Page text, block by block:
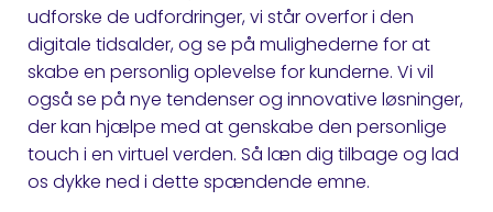
udforske de udfordringer, vi står overfor i den
digitale tidsalder, og se på mulighederne for at
skabe en personlig oplevelse for kunderne. Vi vil
også se på nye tendenser og innovative løsninger,
der kan hjælpe med at genskabe den personlige
touch i en virtuel verden. Så læn dig tilbage og lad
os dykke ned i dette spændende emne.